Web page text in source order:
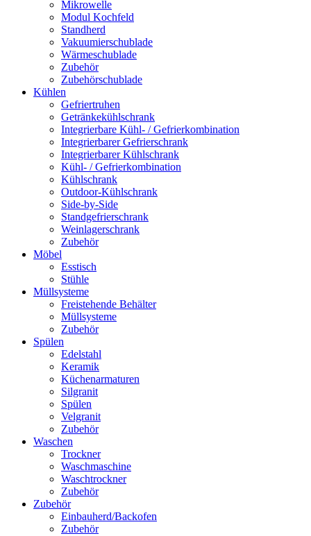
Mikrowelle
Modul Kochfeld
Standherd
Vakuumierschublade
Wärmeschublade
Zubehör
Zubehörschublade
Kühlen
Gefriertruhen
Getränkekühlschrank
Integrierbare Kühl- / Gefrierkombination
Integrierbarer Gefrierschrank
Integrierbarer Kühlschrank
Kühl- / Gefrierkombination
Kühlschrank
Outdoor-Kühlschrank
Side-by-Side
Standgefrierschrank
Weinlagerschrank
Zubehör
Möbel
Esstisch
Stühle
Müllsysteme
Freistehende Behälter
Müllsysteme
Zubehör
Spülen
Edelstahl
Keramik
Küchenarmaturen
Silgranit
Spülen
Velgranit
Zubehör
Waschen
Trockner
Waschmaschine
Waschtrockner
Zubehör
Zubehör
Einbauherd/Backofen
Zubehör